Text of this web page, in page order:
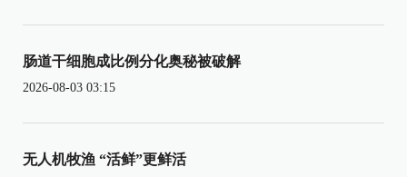
肠道干细胞成比例分化奥秘被破解
2026-08-03 03:15
无人机牧渔 “活鲜”更鲜活